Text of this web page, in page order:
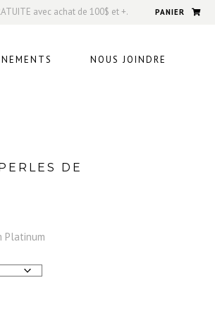
avec achat de 100$ et +. PANIER
NOUS JOINDRE
DE
Platinum